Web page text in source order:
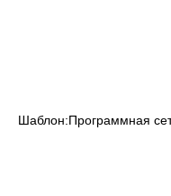
Шаблон:Программная